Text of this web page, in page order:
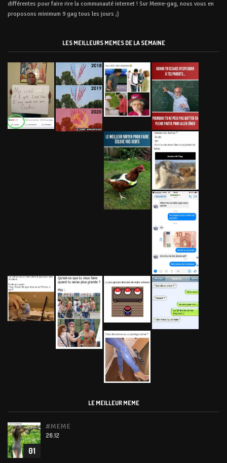
différentes pour faire rire la communauté internet ! Sur Meme-gag, nous vous en
proposons minimum 9 gag tous les jours ;)
LES MEILLEURS MEMES DE LA SEMAINE
LE MEILLEUR MEME
01
#MEME
26.12